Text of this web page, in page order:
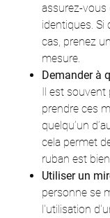
assurez-vous
identiques. Si
cas, prenez
mesure.
Demander à
Il est souvent
prendre ces
quelqu’un
cela permet
ruban est
Utiliser un
personne se
l'utilisation